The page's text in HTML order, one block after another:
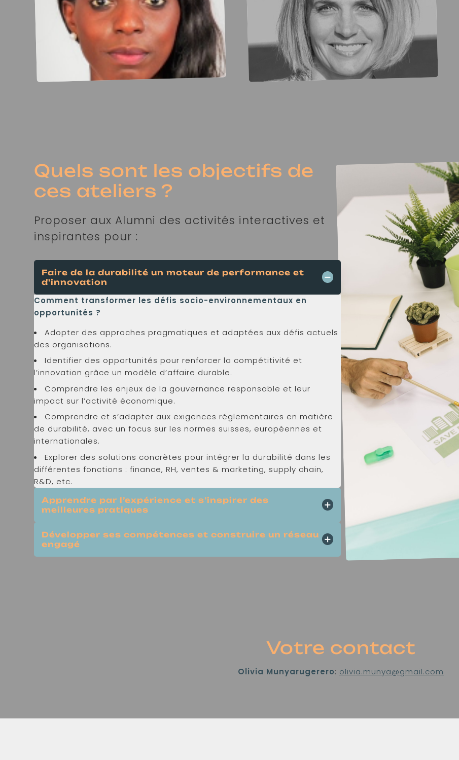
Quels sont les objectifs de
ces ateliers ?
Proposer aux Alumni des activités interactives et
inspirantes pour :
Faire de la durabilité un moteur de performance et
d'innovation
Comment transformer les défis socio-environnementaux en
opportunités ?
Adopter des approches pragmatiques et adaptées aux défis actuels
des organisations.
Identifier des opportunités pour renforcer la compétitivité et
l’innovation grâce un modèle d’affaire durable.
Comprendre les enjeux de la gouvernance responsable et leur
impact sur l’activité économique.
Comprendre et s’adapter aux exigences réglementaires en matière
de durabilité, avec un focus sur les normes suisses, européennes et
internationales.
Explorer des solutions concrètes pour intégrer la durabilité dans les
différentes fonctions : finance, RH, ventes & marketing, supply chain,
R&D, etc.
Apprendre par l’expérience et s’inspirer des
meilleures pratiques
Développer ses compétences et construire un réseau
engagé
Votre contact
Olivia Munyarugerero: olivia.munya@gmail.com